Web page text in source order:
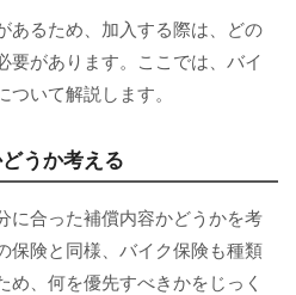
あるため、加入する際は、どの
要があります。ここでは、バイ
いて解説します。
うか考える
に合った補償内容かどうかを考
保険と同様、バイク保険も種類
め、何を優先すべきかをじっく